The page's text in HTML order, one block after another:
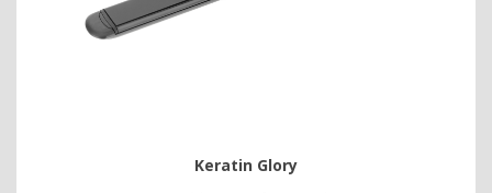
Keratin Glory